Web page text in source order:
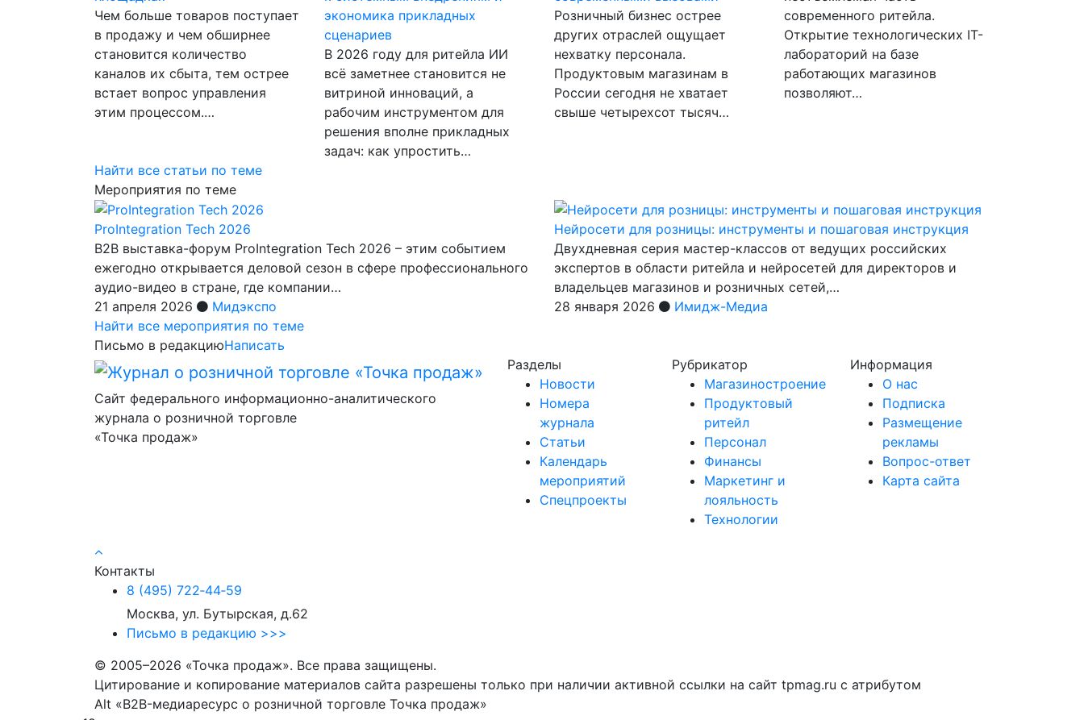
Чем больше товаров поступает
в продажу и чем обширнее
становится количество
каналов их сбыта, тем острее
встает вопрос управления
этим процессом.…
экономика прикладных
сценариев
В 2026 году для ритейла ИИ
всё заметнее становится не
витриной инноваций, а
рабочим инструментом для
решения вполне прикладных
задач: как упростить…
Розничный бизнес острее
других отраслей ощущает
нехватку персонала.
Продуктовым магазинам в
России сегодня не хватает
свыше четырехсот тысяч…
современного ритейла.
Открытие технологических IT-
лабораторий на базе
работающих магазинов
позволяют…
Найти все статьи по теме
Мероприятия по теме
ProIntegration Tech 2026
B2B выставка-форум ProIntegration Tech 2026 – этим событием
ежегодно открывается деловой сезон в сфере профессионального
аудио-видео в стране, где компании…
21 апреля 2026
Мидэкспо
Нейросети для розницы: инструменты и пошаговая инструкция
Двухдневная серия мастер-классов от ведущих российских
экспертов в области ритейла и нейросетей для директоров и
владельцев магазинов и розничных сетей,…
28 января 2026
Имидж-Медиа
Найти все мероприятия по теме
Письмо в редакциюНаписать
Сайт федерального информационно-аналитического
журнала о розничной торговле
«Точка продаж»
Разделы
Новости
Номера
журнала
Статьи
Календарь
мероприятий
Спецпроекты
Рубрикатор
Магазиностроение
Продуктовый
ритейл
Персонал
Финансы
Маркетинг и
лояльность
Технологии
Информация
О нас
Подписка
Размещение
рекламы
Вопрос-ответ
Карта сайта
Контакты
8 (495) 722‑44‑59
Москва, ул. Бутырская, д.62
Письмо в редакцию >>>
© 2005–2026 «Точка продаж». Все права защищены.
Цитирование и копирование материалов сайта разрешены только при наличии активной ссылки на сайт tpmag.ru с атрибутом
Alt «B2B-медиаресурс о розничной торговле Точка продаж»